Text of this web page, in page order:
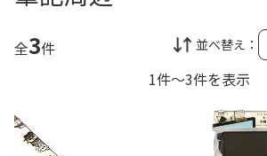
全3件 並べ替え：
1件～3件を表示